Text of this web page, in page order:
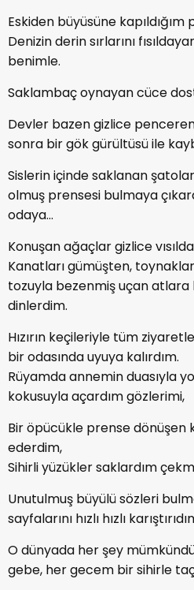
Eskiden büyüsüne kapıldığım
Denizin derin sırlarını
benimle.
Saklambaç oynayan cüce
Devler bazen gizlice
sonra bir gök gürültüsü ile
Sislerin içinde saklanan
olmuş prensesi bulmaya
odaya…
Konuşan ağaçlar gizlice
Kanatları gümüşten,
tozuyla bezenmiş uçan atlara
dinlerdim.
Hızırın keçileriyle tüm
bir odasında uyuya kalırdım.
Rüyamda annemin duasıyla
kokusuyla açardım gözlerimi,
Bir öpücükle prense dönüşen
ederdim,
Sihirli yüzükler saklardım
Unutulmuş büyülü sözleri
sayfalarını hızlı hızlı
O dünyada her şey
gebe, her gecem bir sihirle